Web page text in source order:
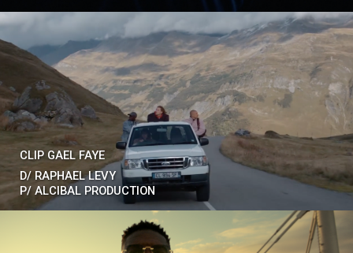
CLIP GAEL FAYE
D/ RAPHAEL LEVY
P/ ALCIBAL PRODUCTION